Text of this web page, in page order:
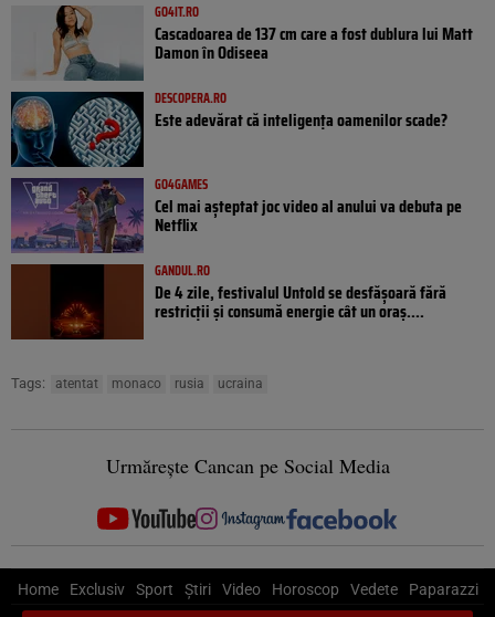
GO4IT.RO
Cascadoarea de 137 cm care a fost dublura lui Matt
Damon în Odiseea
DESCOPERA.RO
Este adevărat că inteligența oamenilor scade?
GO4GAMES
Cel mai așteptat joc video al anului va debuta pe
Netflix
GANDUL.RO
De 4 zile, festivalul Untold se desfășoară fără
restricții și consumă energie cât un oraș....
Tags: atentat monaco rusia ucraina
Urmărește Cancan pe Social Media
Home Exclusiv Sport Știri Video Horoscop Vedete Paparazzi